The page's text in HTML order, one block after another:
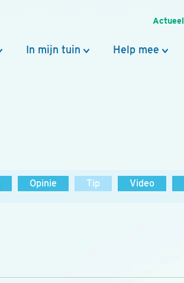
Actueel
In mijn tuin Help mee
Opinie Tip Video